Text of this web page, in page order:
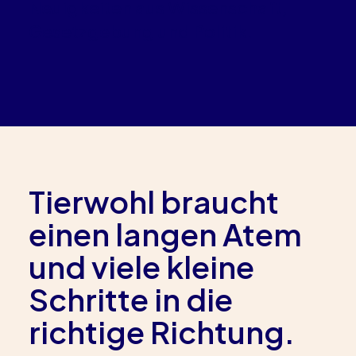
Tierwohl braucht
einen langen Atem
und viele kleine
Schritte in die
richtige Richtung.